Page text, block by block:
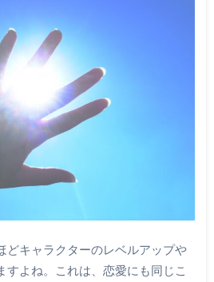
どキャラクターのレベルアップや
すよね。これは、恋愛にも同じこ